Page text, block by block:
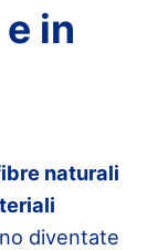
in
naturali
diventate